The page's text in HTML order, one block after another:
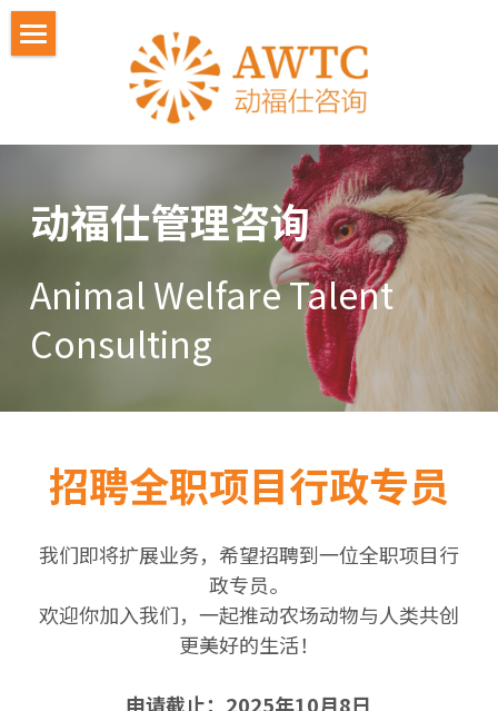
关于动福仕
IFAWF人才计划
2026 嘉宾
学员反馈
嘉宾感言
活动照片
悼念冯冬梅⼥⼠
联系我们
动福仕管理咨询
Animal Welfare Talent
Consulting
招聘全职项目行政专员
我们即将扩展业务，希望招聘到一位全职项目行
政专员。
欢迎你加入我们，一起推动农场动物与人类共创
更美好的生活！
申请截止：2025年10月8日